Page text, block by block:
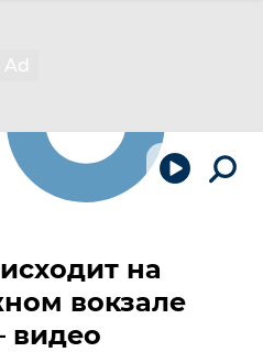
на
вокзале
видео